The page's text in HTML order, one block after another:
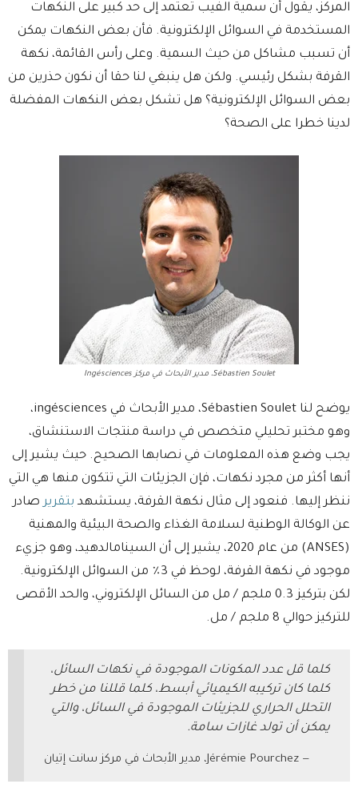
المركز، يقول أن سمية الفيب تعتمد إلى حد كبير على النكهات
المستخدمة في السوائل الإلكترونية. فأن بعض النكهات يمكن
أن تسبب مشاكل من حيث السمية. وعلى رأس القائمة، نكهة
القرفة بشكل رئيسي. ولكن هل ينبغي لنا حقا أن نكون حذرين من
بعض السوائل الإلكترونية؟ هل تشكل بعض النكهات المفضلة
لدينا خطرا على الصحة؟
Sébastien Soulet، مدير الأبحاث في مركز Ingésciences
يوضح لنا Sébastien Soulet، مدير الأبحاث في ingésciences،
وهو مختبر تحليلي متخصص في دراسة منتجات الاستنشاق،
يجب وضع هذه المعلومات في نصابها الصحيح. حيث يشير إلى
أنها أكثر من مجرد نكهات، فإن الجزيئات التي تتكون منها هي التي
ننظر إليها. فنعود إلى مثال نكهة القرفة، يستشهد بتقرير صادر
عن الوكالة الوطنية لسلامة الغذاء والصحة البيئية والمهنية
(ANSES) من عام 2020، يشير إلى أن السينامالدهيد، وهو جزيء
موجود في نكهة القرفة، لوحظ في 3٪ من السوائل الإلكترونية.
لكن ب​​تركيز 0.3 ملجم / مل من السائل الإلكتروني، والحد الأقصى
للتركيز حوالي 8 ملجم / مل.
كلما قل عدد المكونات الموجودة في نكهات السائل،
كلما كان تركيبه الكيميائي أبسط، كلما قللنا من خطر
التحلل الحراري للجزيئات الموجودة في السائل، والتي
يمكن أن تولد غازات سامة.
Jérémie Pourchez، مدير الأبحاث في مركز سانت إتيان